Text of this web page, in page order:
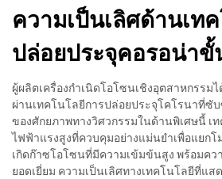
ความเป็นเลิศด้านเท
ปล่อยประจุคอรอน่าขั้
ผู้ผลิตเครื่องกำเนิดโอโซนเชิงอุตสาหกรรม
ผ่านเทคโนโลยีการปล่อยประจุโคโรนาที่ซั
ของศักยภาพทางวิศวกรรมในด้านพิเศษนี้
ไฟฟ้าแรงสูงที่ควบคุมอย่างแม่นยำเพื่อแยกโ
เกิดก๊าซโอโซนที่มีความเข้มข้นสูง พร้อมค
ยอดเยี่ยม ความเป็นเลิศทางเทคโนโลยีที่แส